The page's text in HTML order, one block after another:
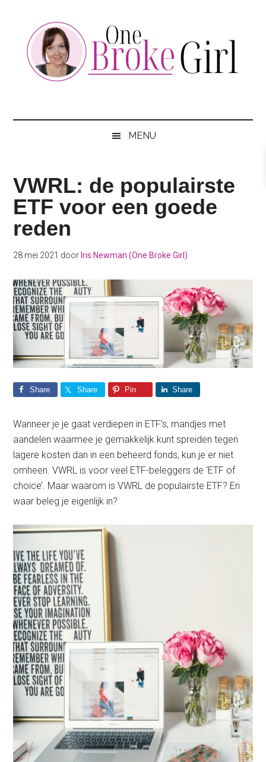
content
secondary
MENU
VWRL: de populairste
ETF voor een goede
reden
28 mei 2021 door Iris Newman (One Broke Girl)
Share Share Pin Share
Wanneer je je gaat verdiepen in ETF’s, mandjes met
aandelen waarmee je gemakkelijk kunt spreiden tegen
lagere kosten dan in een beheerd fonds, kun je er niet
omheen. VWRL is voor veel ETF-beleggers de ‘ETF of
choice’. Maar waarom is VWRL de populairste ETF? En
waar beleg je eigenlijk in?